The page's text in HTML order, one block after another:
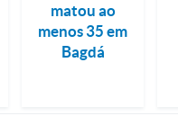
matou ao
menos 35 em
Bagdá